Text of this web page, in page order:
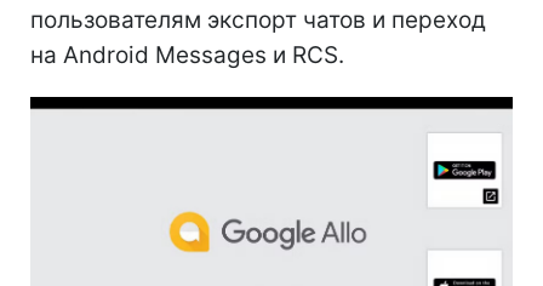
пользователям экспорт чатов и переход
на Android Messages и RCS.